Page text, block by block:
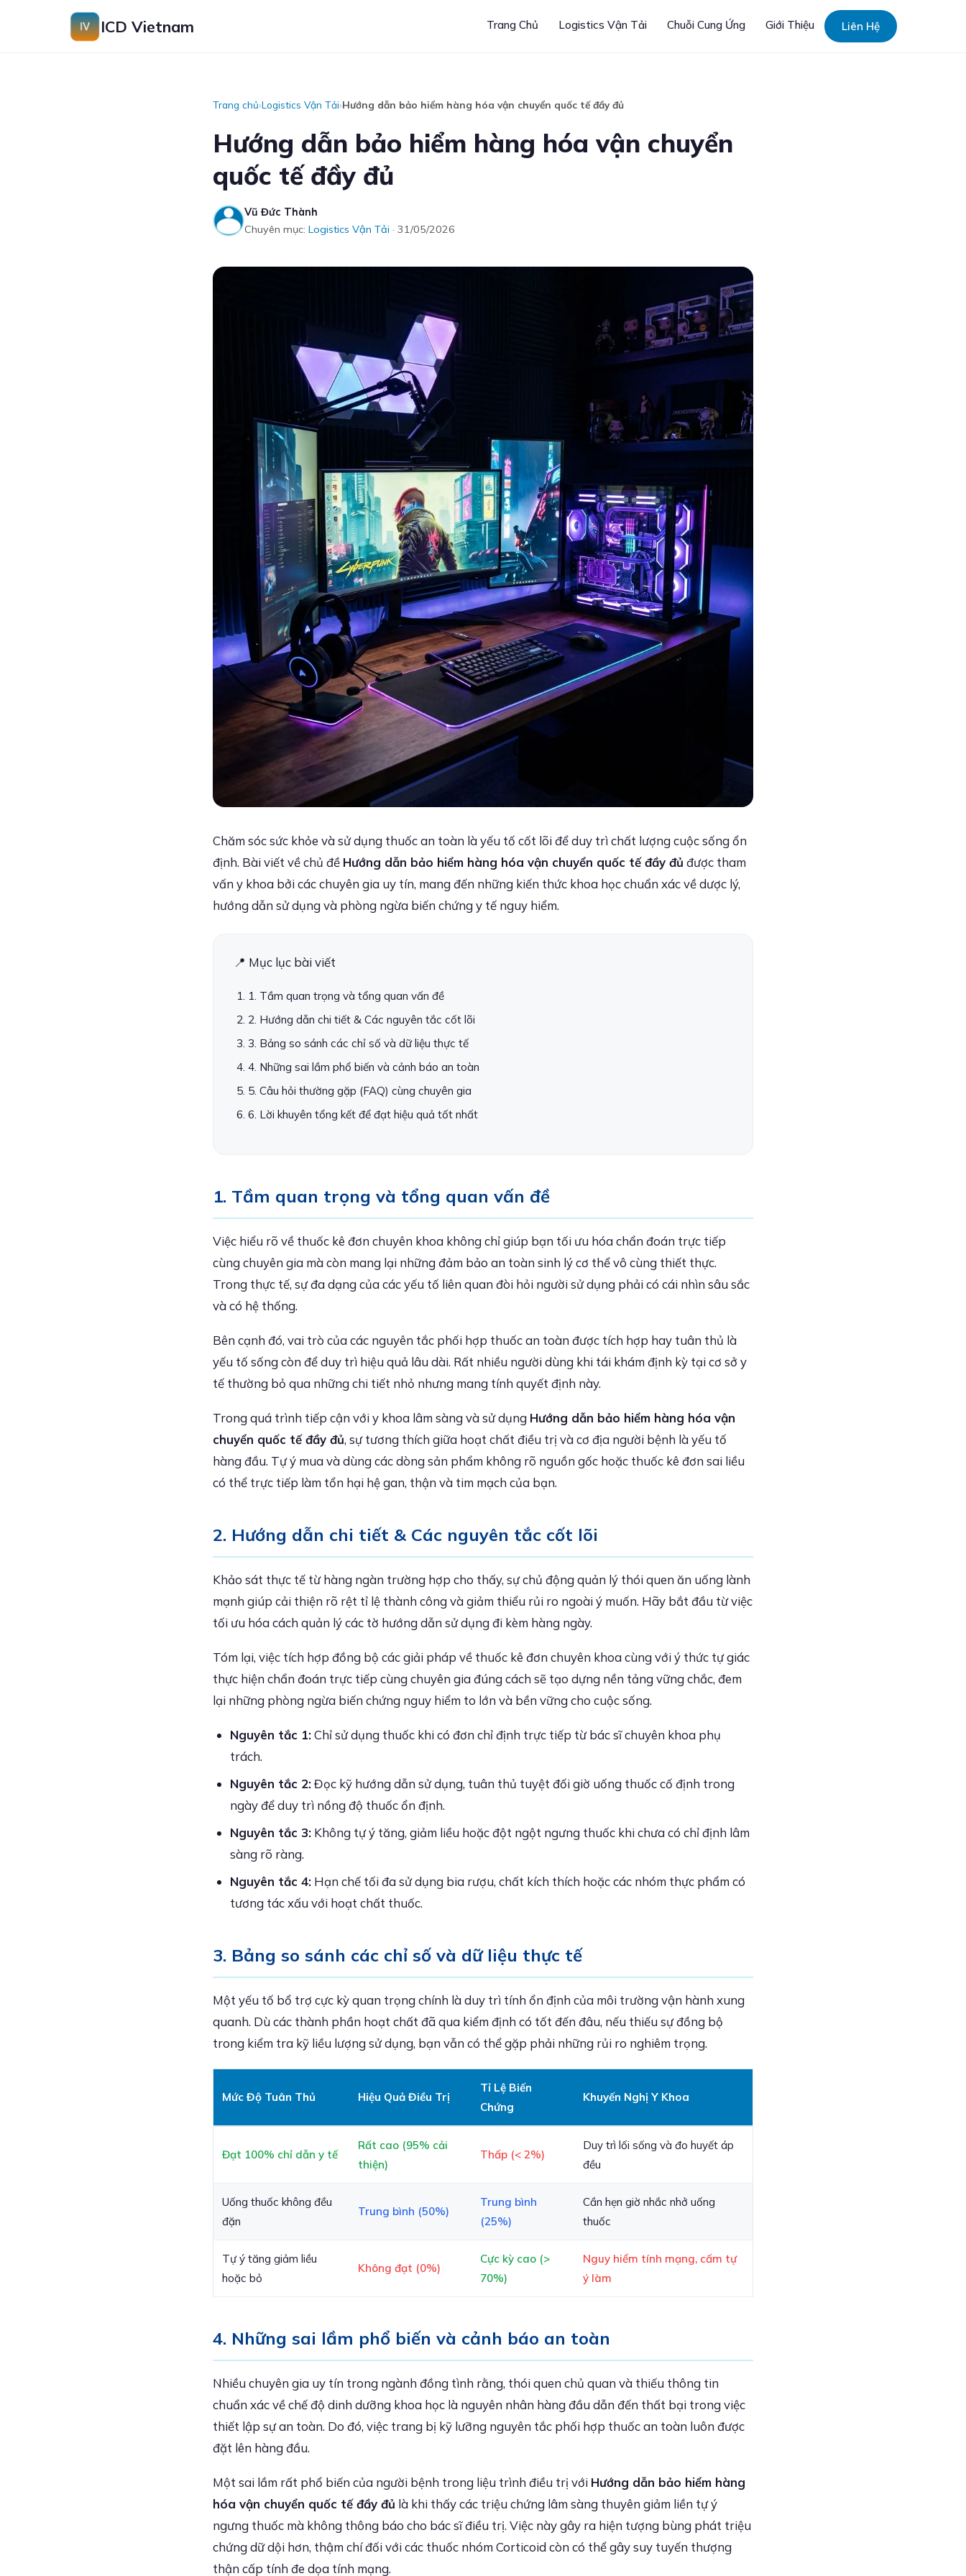
ICD Vietnam Trang Chủ Logistics Vận Tải Chuỗi Cung Ứng Giới Thiệu Liên Hệ
Trang chủ›Logistics Vận Tải›Hướng dẫn bảo hiểm hàng hóa vận chuyển quốc tế đầy đủ
Hướng dẫn bảo hiểm hàng hóa vận chuyển
quốc tế đầy đủ
Vũ Đức Thành
Chuyên mục: Logistics Vận Tải · 31/05/2026
Chăm sóc sức khỏe và sử dụng thuốc an toàn là yếu tố cốt lõi để duy trì chất lượng cuộc sống ổn
định. Bài viết về chủ đề Hướng dẫn bảo hiểm hàng hóa vận chuyển quốc tế đầy đủ được tham
vấn y khoa bởi các chuyên gia uy tín, mang đến những kiến thức khoa học chuẩn xác về dược lý,
hướng dẫn sử dụng và phòng ngừa biến chứng y tế nguy hiểm.
📍 Mục lục bài viết
1. Tầm quan trọng và tổng quan vấn đề
2. Hướng dẫn chi tiết & Các nguyên tắc cốt lõi
3. Bảng so sánh các chỉ số và dữ liệu thực tế
4. Những sai lầm phổ biến và cảnh báo an toàn
5. Câu hỏi thường gặp (FAQ) cùng chuyên gia
6. Lời khuyên tổng kết để đạt hiệu quả tốt nhất
1. Tầm quan trọng và tổng quan vấn đề
Việc hiểu rõ về thuốc kê đơn chuyên khoa không chỉ giúp bạn tối ưu hóa chẩn đoán trực tiếp
cùng chuyên gia mà còn mang lại những đảm bảo an toàn sinh lý cơ thể vô cùng thiết thực.
Trong thực tế, sự đa dạng của các yếu tố liên quan đòi hỏi người sử dụng phải có cái nhìn sâu sắc
và có hệ thống.
Bên cạnh đó, vai trò của các nguyên tắc phối hợp thuốc an toàn được tích hợp hay tuân thủ là
yếu tố sống còn để duy trì hiệu quả lâu dài. Rất nhiều người dùng khi tái khám định kỳ tại cơ sở y
tế thường bỏ qua những chi tiết nhỏ nhưng mang tính quyết định này.
Trong quá trình tiếp cận với y khoa lâm sàng và sử dụng Hướng dẫn bảo hiểm hàng hóa vận
chuyển quốc tế đầy đủ, sự tương thích giữa hoạt chất điều trị và cơ địa người bệnh là yếu tố
hàng đầu. Tự ý mua và dùng các dòng sản phẩm không rõ nguồn gốc hoặc thuốc kê đơn sai liều
có thể trực tiếp làm tổn hại hệ gan, thận và tim mạch của bạn.
2. Hướng dẫn chi tiết & Các nguyên tắc cốt lõi
Khảo sát thực tế từ hàng ngàn trường hợp cho thấy, sự chủ động quản lý thói quen ăn uống lành
mạnh giúp cải thiện rõ rệt tỉ lệ thành công và giảm thiểu rủi ro ngoài ý muốn. Hãy bắt đầu từ việc
tối ưu hóa cách quản lý các tờ hướng dẫn sử dụng đi kèm hàng ngày.
Tóm lại, việc tích hợp đồng bộ các giải pháp về thuốc kê đơn chuyên khoa cùng với ý thức tự giác
thực hiện chẩn đoán trực tiếp cùng chuyên gia đúng cách sẽ tạo dựng nền tảng vững chắc, đem
lại những phòng ngừa biến chứng nguy hiểm to lớn và bền vững cho cuộc sống.
Nguyên tắc 1:Chỉ sử dụng thuốc khi có đơn chỉ định trực tiếp từ bác sĩ chuyên khoa phụ
trách.
Nguyên tắc 2:Đọc kỹ hướng dẫn sử dụng, tuân thủ tuyệt đối giờ uống thuốc cố định trong
ngày để duy trì nồng độ thuốc ổn định.
Nguyên tắc 3: Không tự ý tăng, giảm liều hoặc đột ngột ngưng thuốc khi chưa có chỉ định lâm
sàng rõ ràng.
Nguyên tắc 4: Hạn chế tối đa sử dụng bia rượu, chất kích thích hoặc các nhóm thực phẩm có
tương tác xấu với hoạt chất thuốc.
3. Bảng so sánh các chỉ số và dữ liệu thực tế
Một yếu tố bổ trợ cực kỳ quan trọng chính là duy trì tính ổn định của môi trường vận hành xung
quanh. Dù các thành phần hoạt chất đã qua kiểm định có tốt đến đâu, nếu thiếu sự đồng bộ
trong kiểm tra kỹ liều lượng sử dụng, bạn vẫn có thể gặp phải những rủi ro nghiêm trọng.
Mức Độ Tuân Thủ Hiệu Quả Điều Trị
Tỉ Lệ Biến
Chứng
Khuyến Nghị Y Khoa
Đạt 100% chỉ dẫn y tế
Rất cao (95% cải
thiện)
Thấp (< 2%)
Duy trì lối sống và đo huyết áp
đều
Uống thuốc không đều
đặn
Trung bình (50%)
Trung bình
(25%)
Cần hẹn giờ nhắc nhở uống
thuốc
Tự ý tăng giảm liều
hoặc bỏ
Không đạt (0%)
Cực kỳ cao (>
70%)
Nguy hiểm tính mạng, cấm tự
ý làm
4. Những sai lầm phổ biến và cảnh báo an toàn
Nhiều chuyên gia uy tín trong ngành đồng tình rằng, thói quen chủ quan và thiếu thông tin
chuẩn xác về chế độ dinh dưỡng khoa học là nguyên nhân hàng đầu dẫn đến thất bại trong việc
thiết lập sự an toàn. Do đó, việc trang bị kỹ lưỡng nguyên tắc phối hợp thuốc an toàn luôn được
đặt lên hàng đầu.
Một sai lầm rất phổ biến của người bệnh trong liệu trình điều trị với Hướng dẫn bảo hiểm hàng
hóa vận chuyển quốc tế đầy đủ là khi thấy các triệu chứng lâm sàng thuyên giảm liền tự ý
ngưng thuốc mà không thông báo cho bác sĩ điều trị. Việc này gây ra hiện tượng bùng phát triệu
chứng dữ dội hơn, thậm chí đối với các thuốc nhóm Corticoid còn có thể gây suy tuyến thượng
thận cấp tính đe dọa tính mạng.